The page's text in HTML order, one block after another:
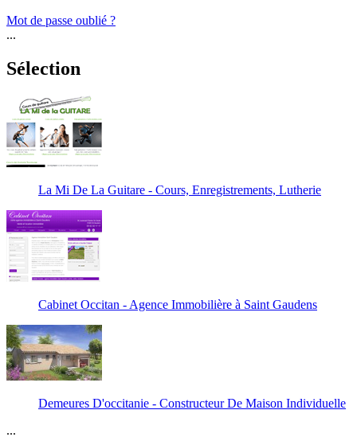
Mot de passe oublié ?
...
Sélection
La Mi De La Guitare - Cours, Enregistrements, Lutherie
Cabinet Occitan - Agence Immobilière à Saint Gaudens
Demeures D'occitanie - Constructeur De Maison Individuelle
...